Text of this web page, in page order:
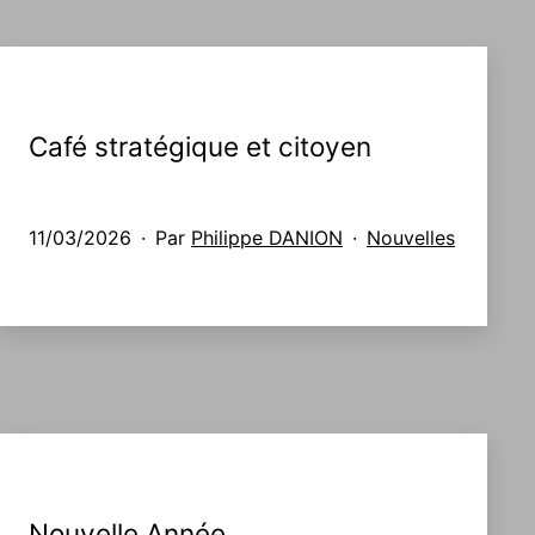
Café stratégique et citoyen
Publié
11/03/2026 Par Philippe DANION
Catégorisé
Nouvelles